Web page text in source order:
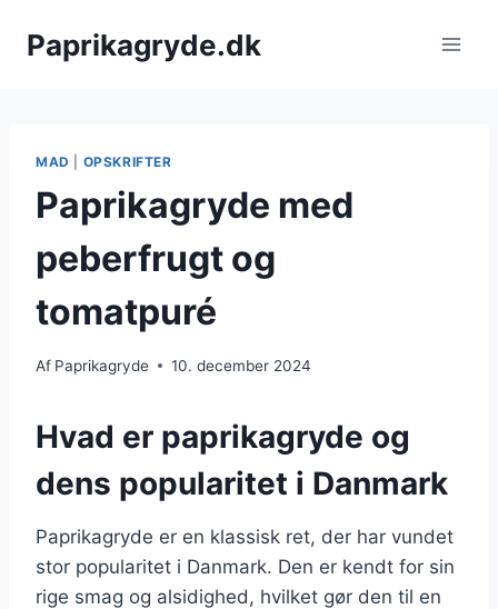
Paprikagryde.dk
MAD OPSKRIFTER
Paprikagryde med
peberfrugt og
tomatpuré
Af Paprikagryde 10. december 2024
Hvad er paprikagryde og
dens popularitet i Danmark
Paprikagryde er en klassisk ret, der har vundet
stor popularitet i Danmark. Den er kendt for sin
rige smag og alsidighed, hvilket gør den til en